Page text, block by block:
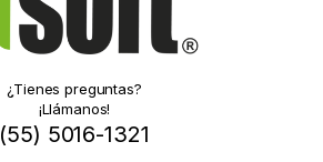
¿Tienes preguntas?
¡Llámanos!
(55) 5016-1321